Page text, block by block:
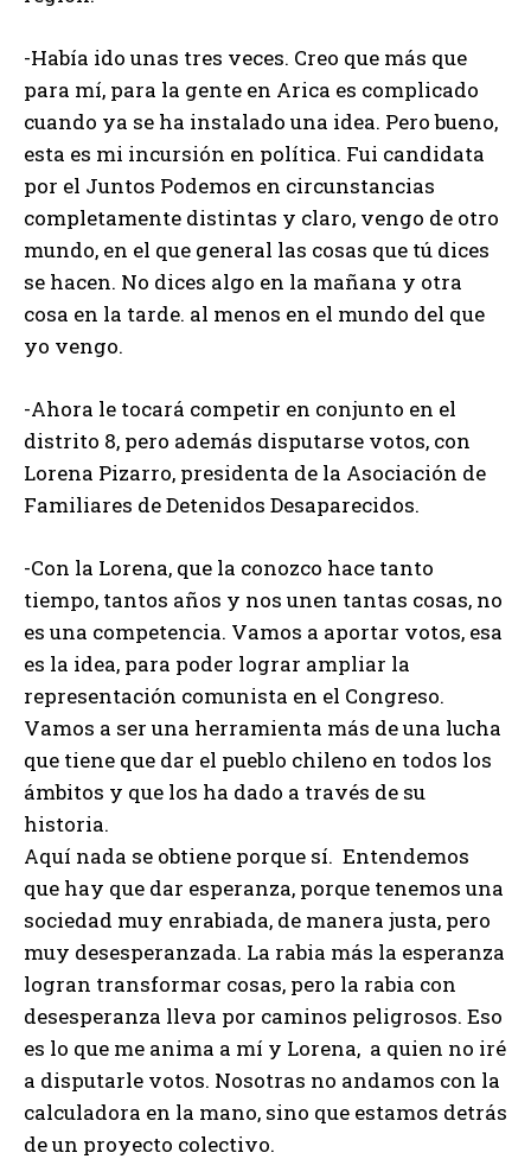
-Había ido unas tres veces. Creo que más que
para mí, para la gente en Arica es complicado
cuando ya se ha instalado una idea. Pero bueno,
esta es mi incursión en política. Fui candidata
por el Juntos Podemos en circunstancias
completamente distintas y claro, vengo de otro
mundo, en el que general las cosas que tú dices
se hacen. No dices algo en la mañana y otra
cosa en la tarde. al menos en el mundo del que
yo vengo.
-Ahora le tocará competir en conjunto en el
distrito 8, pero además disputarse votos, con
Lorena Pizarro, presidenta de la Asociación de
Familiares de Detenidos Desaparecidos.
-Con la Lorena, que la conozco hace tanto
tiempo, tantos años y nos unen tantas cosas, no
es una competencia. Vamos a aportar votos, esa
es la idea, para poder lograr ampliar la
representación comunista en el Congreso.
Vamos a ser una herramienta más de una lucha
que tiene que dar el pueblo chileno en todos los
ámbitos y que los ha dado a través de su
historia.
Aquí nada se obtiene porque sí. Entendemos
que hay que dar esperanza, porque tenemos una
sociedad muy enrabiada, de manera justa, pero
muy desesperanzada. La rabia más la esperanza
logran transformar cosas, pero la rabia con
desesperanza lleva por caminos peligrosos. Eso
es lo que me anima a mí y Lorena, a quien no iré
a disputarle votos. Nosotras no andamos con la
calculadora en la mano, sino que estamos detrás
de un proyecto colectivo.